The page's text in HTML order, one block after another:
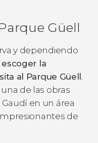
Güell
y dependiendo
la
al Parque Güell.
de las obras
en un área
de